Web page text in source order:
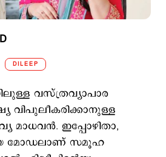
DILEEP
വസ്ത്രവ്യാപാര
വിപുലീകരിക്കാനുള്ള
മാധവന്‍. ഇപ്പോഴിതാ,
മോഡലാണ് സമൂഹ